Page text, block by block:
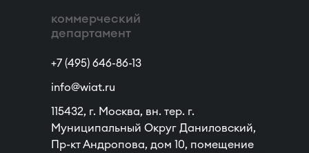
коммерческий
департамент
+7 (495) 646-86-13
info@wiat.ru
115432, г. Москва, вн. тер. г.
Муниципальный Округ Даниловский,
Пр-кт Андропова, дом 10, помещение